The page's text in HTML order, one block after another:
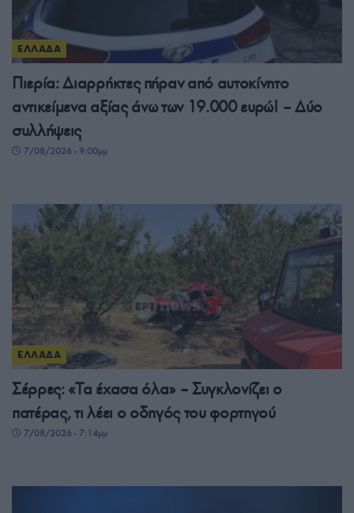
ΕΛΛΑΔΑ
Πιερία: Διαρρήκτες πήραν από αυτοκίνητο
αντικείμενα αξίας άνω των 19.000 ευρώ! – Δύο
συλλήψεις
7/08/2026 - 9:00μμ
ΕΛΛΑΔΑ
Σέρρες: «Τα έχασα όλα» – Συγκλονίζει ο
πατέρας, τι λέει ο οδηγός του φορτηγού
7/08/2026 - 7:14μμ